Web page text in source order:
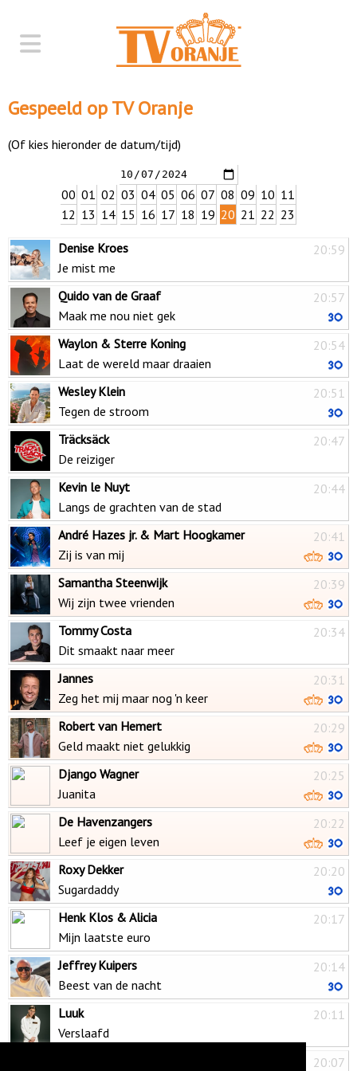
Gespeeld op TV Oranje
(Of kies hieronder de datum/tijd)
00 01 02 03 04 05 06 07 08 09 10 11
12 13 14 15 16 17 18 19 20 21 22 23
20:59
Denise Kroes
Je mist me
20:57
Quido van de Graaf
Maak me nou niet gek
20:54
Waylon & Sterre Koning
Laat de wereld maar draaien
20:51
Wesley Klein
Tegen de stroom
20:47
Träcksäck
De reiziger
20:44
Kevin le Nuyt
Langs de grachten van de stad
20:41
André Hazes jr. & Mart Hoogkamer
Zij is van mij
20:39
Samantha Steenwijk
Wij zijn twee vrienden
20:34
Tommy Costa
Dit smaakt naar meer
20:31
Jannes
Zeg het mij maar nog 'n keer
20:29
Robert van Hemert
Geld maakt niet gelukkig
20:25
Django Wagner
Juanita
20:22
De Havenzangers
Leef je eigen leven
20:20
Roxy Dekker
Sugardaddy
20:17
Henk Klos & Alicia
Mijn laatste euro
20:14
Jeffrey Kuipers
Beest van de nacht
20:11
Luuk
Verslaafd
20:07